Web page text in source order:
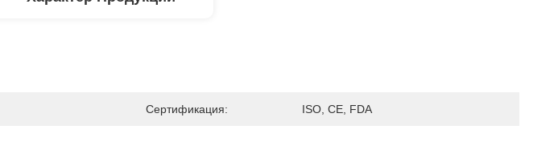
Сертификация: ISO, CE, FDA